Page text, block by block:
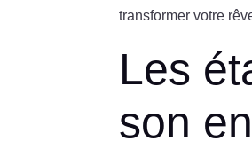
transformer votre
Les
son